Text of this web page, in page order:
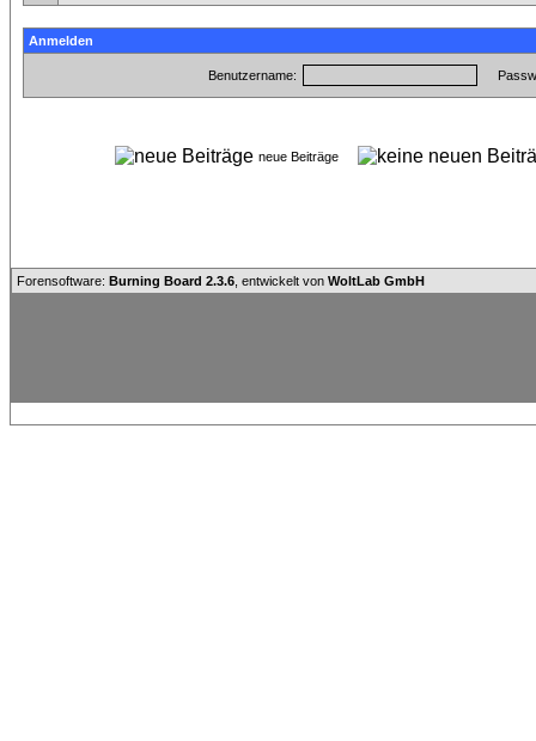
Anmelden
Benutzername:
neue Beiträge
Forensoftware: Burning Board 2.3.6 , entwickelt von WoltLab GmbH